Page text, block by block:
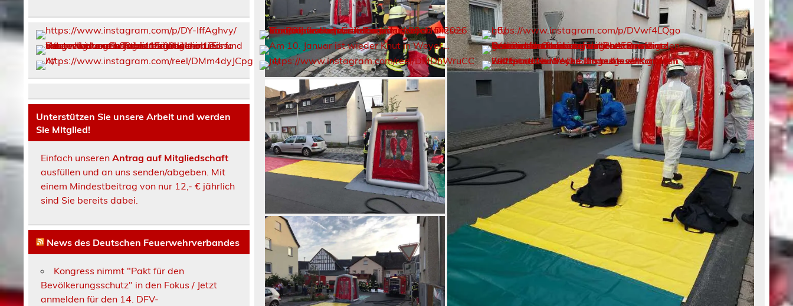
Unterstützen Sie unsere Arbeit und werden
Sie Mitglied!
Einfach unserenAntrag auf Mitgliedschaft
ausfüllen und an uns senden/abgeben. Mit
einem Mindestbeitrag von nur 12,- € jährlich
sind Sie bereits dabei.
News des Deutschen Feuerwehrverbandes
Kongress nimmt "Pakt für den
Bevölkerungsschutz" in den Fokus / Jetzt
anmelden für den 14. DFV-